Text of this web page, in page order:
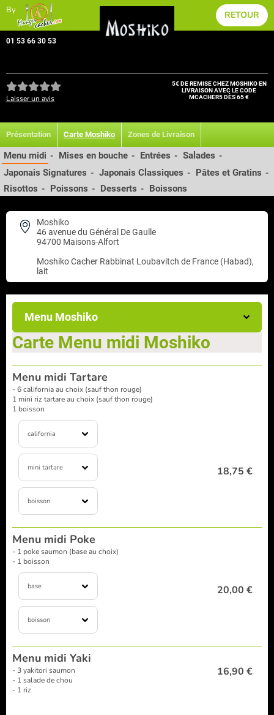
By RETOUR
01 53 66 30 53
Laisser un avis
5€ DE REMISE CHEZ MOSHIKO EN
LIVRAISON AVEC LE CODE
MCACHER5 DÈS 65 €
Présentation Carte Moshiko Zones de Livraison
Menu midi - Mises en bouche - Entrées - Salades -
Japonais Signatures - Japonais Classiques - Pâtes et Gratins -
Risottos - Poissons - Desserts - Boissons
Moshiko
46 avenue du Général De Gaulle
94700 Maisons-Alfort
MoshikoCacher Rabbinat Loubavitch de France (Habad),
lait
Menu Moshiko
Carte Menu midi Moshiko
Menu midi Tartare
- 6 california au choix (sauf thon rouge)
1 mini riz tartare au choix (sauf thon rouge)
1 boisson
california
mini tartare
boisson
18,75 €
Menu midi Poke
- 1 poke saumon (base au choix)
- 1 boisson
base
boisson
20,00 €
Menu midi Yaki
- 3 yakitori saumon
- 1 salade de chou
- 1 riz
16,90 €